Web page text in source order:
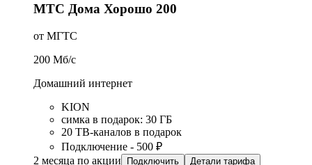
МТС Дома Хорошо 200
от МГТС
200 Мб/c
Домашний интернет
KION
симка в подарок: 30 ГБ
20 ТВ-каналов в подарок
Подключение - 500 ₽
2 месяца по акции
Подключить Детали тарифа